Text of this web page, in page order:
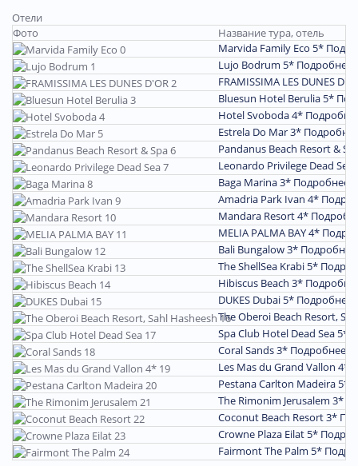
Отели
Фото
Название тура, отель
Marvida Family Eco 5*
Lujo Bodrum 5* Подробнее
FRAMISSIMA LES DUNES
Bluesun Hotel Berulia 5*
Hotel Svoboda 4*
Estrela Do Mar 3*
Pandanus Beach Resort &
Leonardo Privilege Dead
Baga Marina 3* Подробнее
Amadria Park Ivan 4*
Mandara Resort 4*
MELIA PALMA BAY 4*
Bali Bungalow 3* Подробнее
The ShellSea Krabi 5*
Hibiscus Beach 3*
DUKES Dubai 5* Подробнее
The Oberoi Beach Resort,
Spa Club Hotel Dead Sea 5*
Coral Sands 3* Подробнее
Les Mas du Grand Vallon 4*
Pestana Carlton Madeira 5*
The Rimonim Jerusalem 3*
Coconut Beach Resort 3*
Crowne Plaza Eilat 5*
Fairmont The Palm 5*